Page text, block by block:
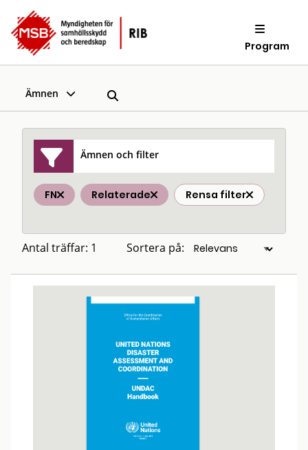
Program
Ämnen
Ämnen och filter
FN Relaterade Rensa filter
Antal träffar: 1 Sortera på: